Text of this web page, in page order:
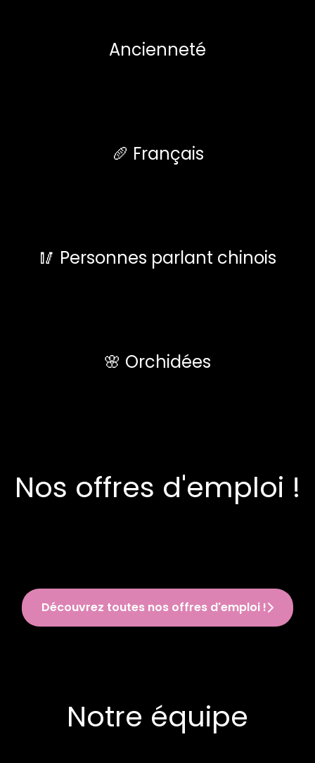
Ancienneté
🥖 Français
🥢 Personnes parlant chinois
🌸 Orchidées
Nos offres d'emploi !
Découvrez toutes nos offres d'emploi !
Notre équipe